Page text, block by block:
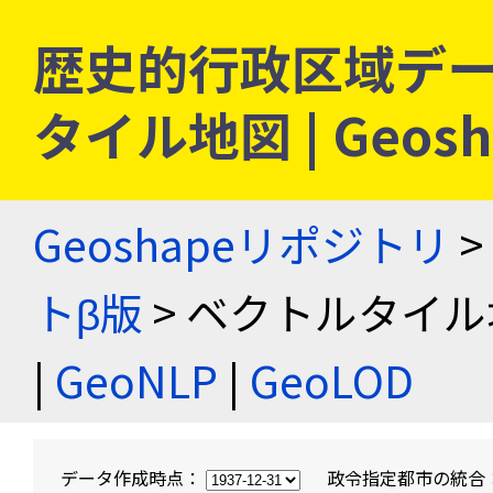
歴史的行政区域デ
タイル地図 |
Geoshapeリポジトリ >
トβ版 > ベクトルタイ
| GeoNLP | GeoLOD
データ作成時点： 政令指定都市の統